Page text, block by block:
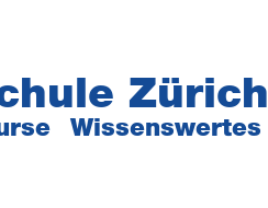
Zürich
Wissenswertes